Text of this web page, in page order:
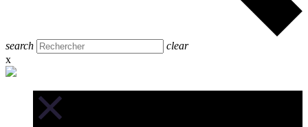
search
clear
x